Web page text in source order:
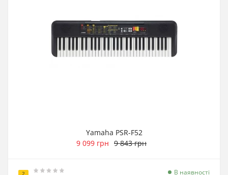
Yamaha PSR-F52
9 099 грн 9 843 грн
2 В наявності